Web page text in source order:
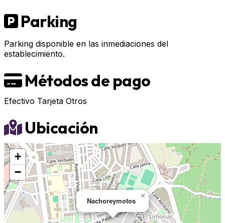
Parking
Parking disponible en las inmediaciones del
establecimiento.
Métodos de pago
Efectivo Tarjeta Otros
Ubicación
Nachoreymotos
×
+
−